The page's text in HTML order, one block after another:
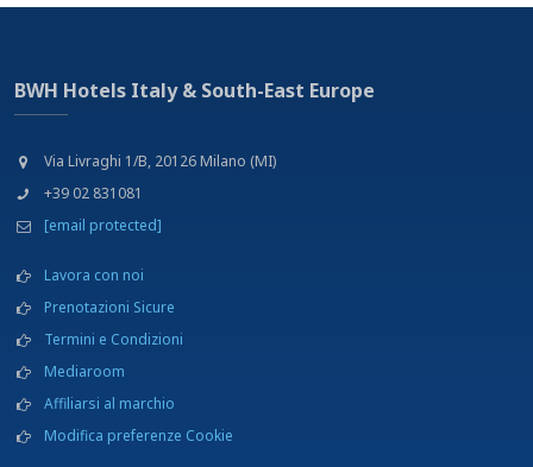
BWH Hotels Italy & South-East Europe
Via Livraghi 1/B, 20126 Milano (MI)
+39 02 831081
[email protected]
Lavora con noi
Prenotazioni Sicure
Termini e Condizioni
Mediaroom
Affiliarsi al marchio
Modifica preferenze Cookie